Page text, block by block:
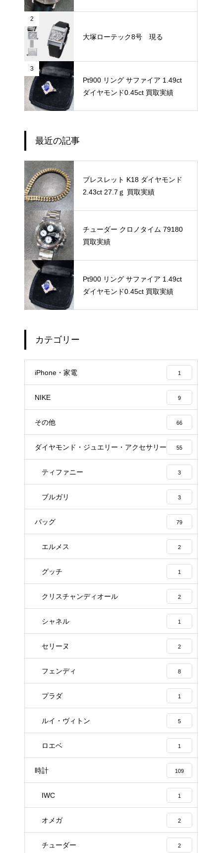
2
大塚ローテック8号 現る
3
Pt900 リング サファイア 1.49ct
ダイヤモンド0.45ct 買取実績
最近の記事
ブレスレット K18 ダイヤモンド
2.43ct 27.7ｇ 買取実績
チューダー クロノタイム 79180
買取実績
Pt900 リング サファイア 1.49ct
ダイヤモンド0.45ct 買取実績
カテゴリー
iPhone・家電 1
NIKE 9
その他 66
ダイヤモンド・ジュエリー・アクセサリー 55
ティファニー 3
ブルガリ 3
バッグ 79
エルメス 2
グッチ 1
クリスチャンディオール 2
シャネル 1
セリーヌ 2
フェンディ 8
プラダ 1
ルイ・ヴィトン 5
ロエベ 1
時計 109
IWC 1
オメガ 2
チューダー 2